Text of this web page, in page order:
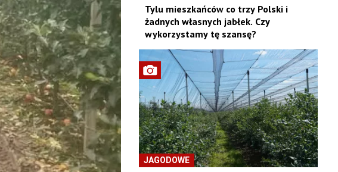
Tylu mieszkańców co trzy Polski i
żadnych własnych jabłek. Czy
wykorzystamy tę szansę?
JAGODOWE